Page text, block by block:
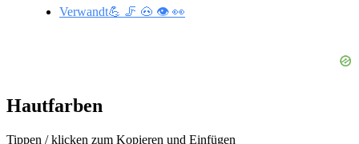
Verwandt💪 🦵 🐽 👁️ 👀
Hautfarben
Tippen / klicken zum Kopieren und Einfügen